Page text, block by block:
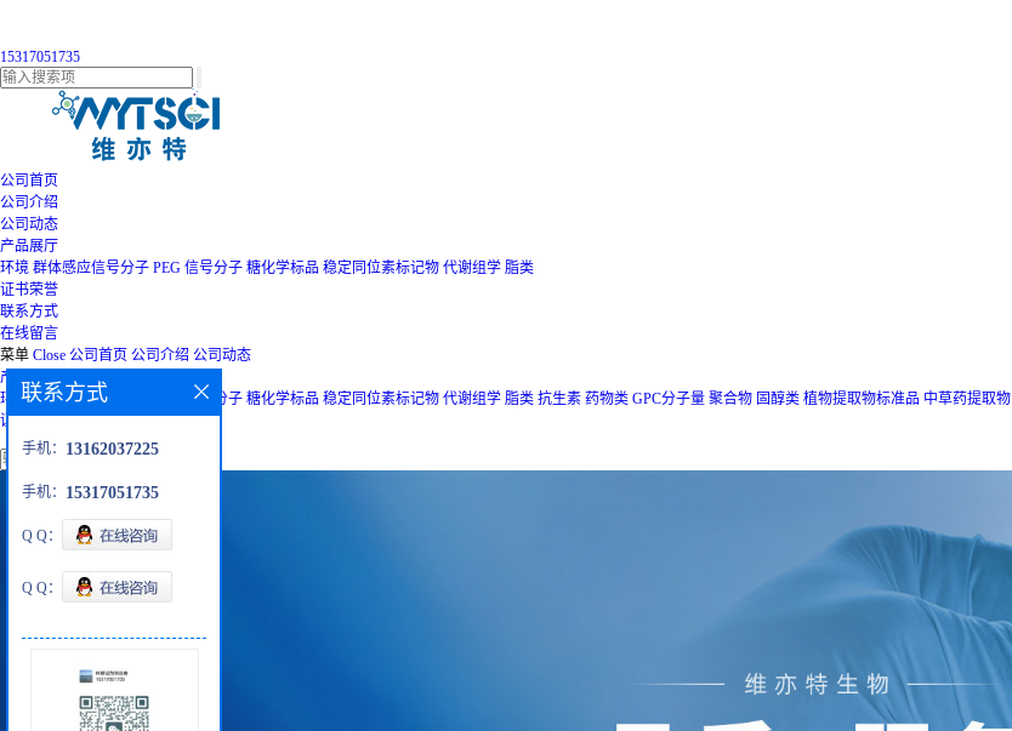
15317051735
公司首页
公司介绍
公司动态
产品展厅
环境 群体感应信号分子 PEG 信号分子 糖化学标品 稳定同位素标记物 代谢组学 脂类
证书荣誉
联系方式
在线留言
菜单 Close 公司首页 公司介绍 公司动态
产品展厅
环境 群体感应信号分子 信号分子 糖化学标品 稳定同位素标记物 代谢组学 脂类 抗生素 药物类 GPC分子量 聚合物 固醇类 植物提取物标准品 中草药提取物
证书荣誉 联系方式 在线留言
联系方式
手机： 13162037225
手机： 15317051735
Q Q：
Q Q：